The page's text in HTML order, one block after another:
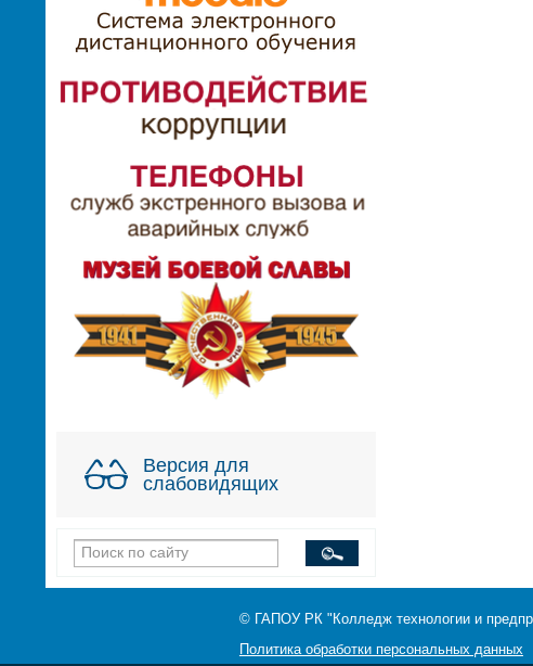
Версия для
слабовидящих
© ГАПОУ РК "Колледж технологии и
Политика обработки персональных данных